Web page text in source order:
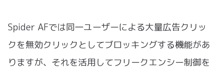
Spider AFでは同一ユーザーによる大量広告クリッ
クを無効クリックとしてブロッキングする機能があ
りますが、それを活用してフリークエンシー制御を